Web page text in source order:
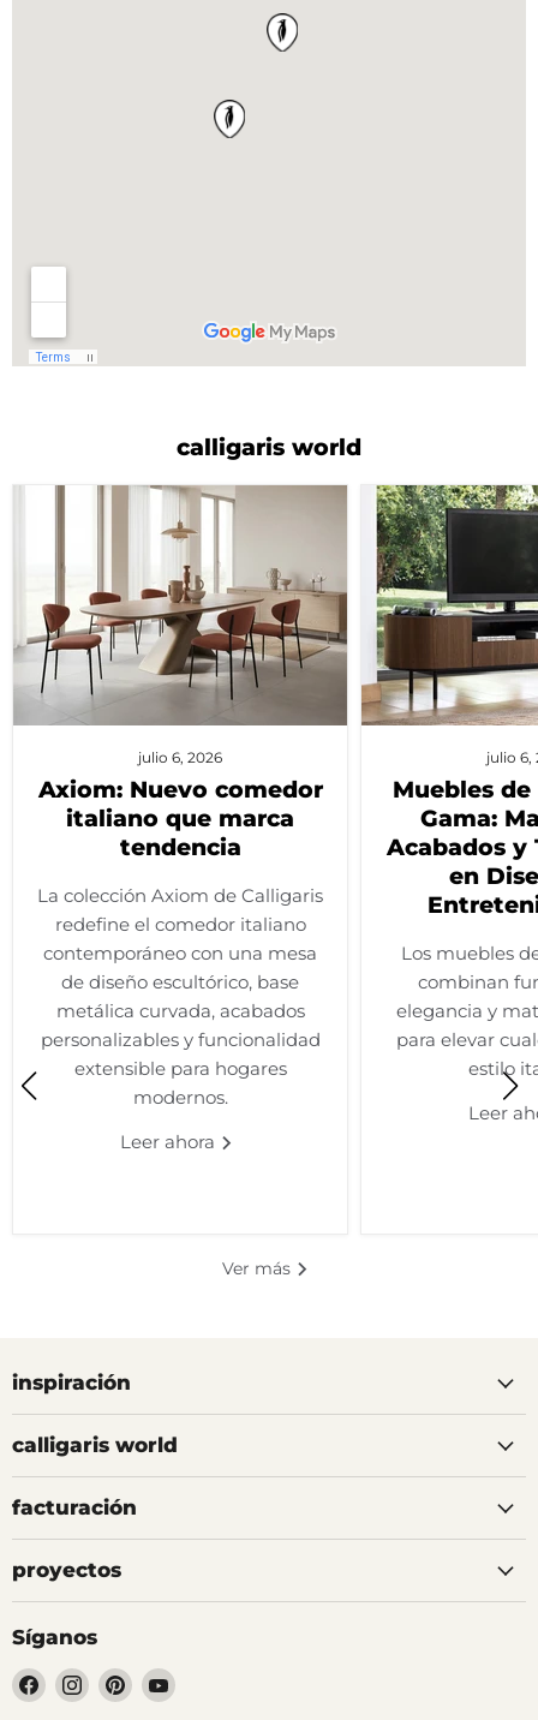
calligaris world
julio 6, 2026
Axiom: Nuevo comedor
italiano que marca
tendencia
La colección Axiom de Calligaris
redefine el comedor italiano
contemporáneo con una mesa
de diseño escultórico, base
metálica curvada, acabados
personalizables y funcionalidad
extensible para hogares
modernos.
Leer ahora
julio 6,
Muebles
Gama:
Acabados y
en
Los muebles
combinan
elegancia y
para elevar
estilo
Leer
Ver más
inspiración
calligaris world
facturación
proyectos
Síganos
Encuéntrenos
Encuéntrenos
Encuéntrenos
Encuéntrenos